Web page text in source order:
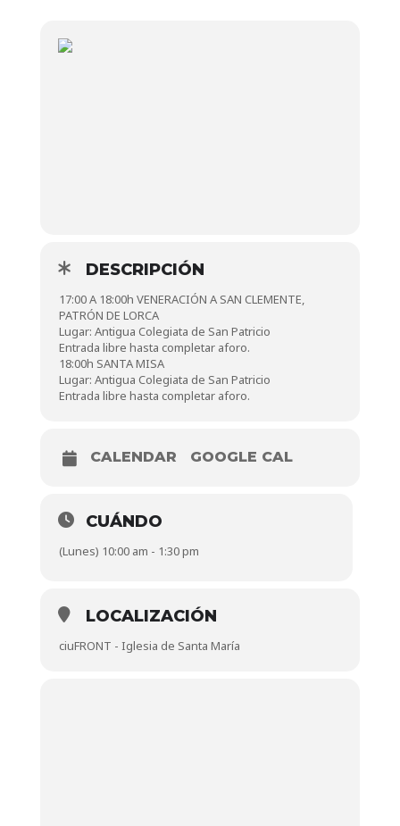
DESCRIPCIÓN
17:00 A 18:00h VENERACIÓN A SAN CLEMENTE,
PATRÓN DE LORCA
Lugar: Antigua Colegiata de San Patricio
Entrada libre hasta completar aforo.
18:00h SANTA MISA
Lugar: Antigua Colegiata de San Patricio
Entrada libre hasta completar aforo.
CALENDAR GOOGLE CAL
CUÁNDO
(Lunes) 10:00 am - 1:30 pm
LOCALIZACIÓN
ciuFRONT - Iglesia de Santa María